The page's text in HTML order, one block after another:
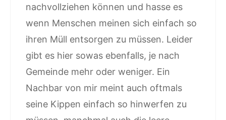
nachvollziehen können und hasse es
wenn Menschen meinen sich einfach so
ihren Müll entsorgen zu müssen. Leider
gibt es hier sowas ebenfalls, je nach
Gemeinde mehr oder weniger. Ein
Nachbar von mir meint auch oftmals
seine Kippen einfach so hinwerfen zu